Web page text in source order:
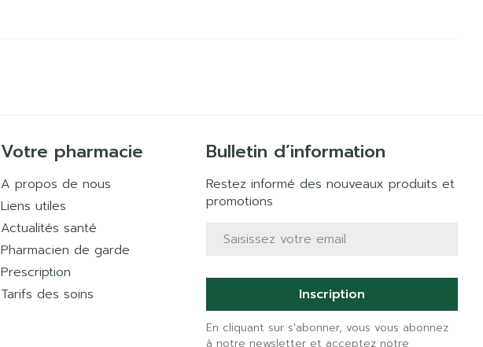
Votre pharmacie
A propos de nous
Liens utiles
Actualités santé
Pharmacien de garde
Prescription
Tarifs des soins
Bulletin d’information
Restez informé des nouveaux produits et
promotions
Adresse mail
Inscription
En cliquant sur s'abonner, vous vous abonnez